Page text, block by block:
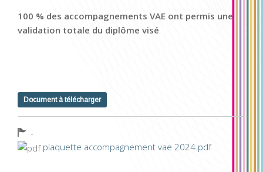
100 % des accompagnements VAE ont permis une
validation totale du diplôme visé
Document à télécharger
-
plaquette accompagnement vae 2024.pdf